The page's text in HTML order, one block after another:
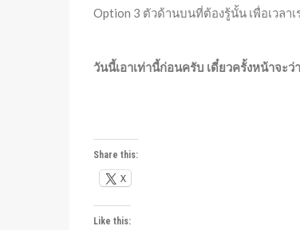
Option 3 ตัวด้านบนที่ต้องรู้นั้น เพื่อเวลา
วันนี้เอาเท่านี้ก่อนครับ เดี๋ยวครั้งหน้าจะ
Share this:
X
Like this: